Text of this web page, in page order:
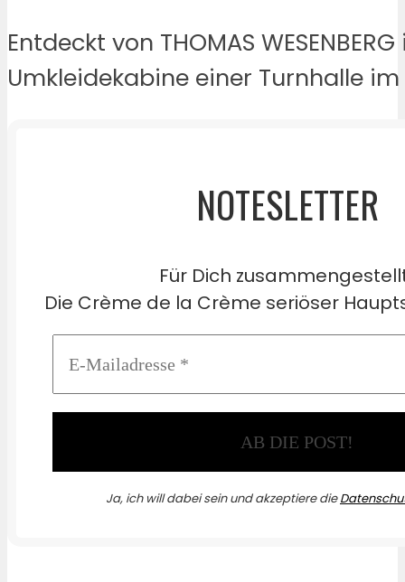
Entdeckt von THOMAS
Umkleidekabine einer Turnhalle
NOTESLETTER
Für Dich
Die Crème de la Crème seriöser
Ja, ich will dabei sein und akzeptiere die